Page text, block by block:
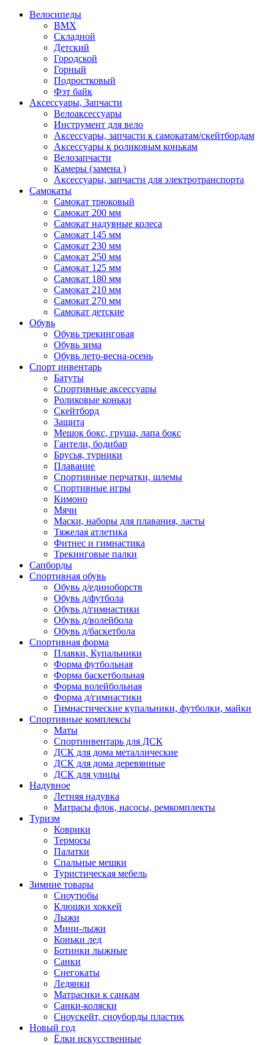
Велосипеды
BMX
Складной
Детский
Городской
Горный
Подростковый
Фэт байк
Аксессуары, Запчасти
Велоаксессуары
Инструмент для вело
Аксессуары, запчасти к самокатам/скейтбордам
Аксессуары к роликовым конькам
Велозапчасти
Камеры (замена )
Аксессуары, запчасти для электротранспорта
Самокаты
Самокат трюковый
Самокат 200 мм
Самокат надувные колеса
Самокат 145 мм
Самокат 230 мм
Самокат 250 мм
Самокат 125 мм
Самокат 180 мм
Самокат 210 мм
Самокат 270 мм
Самокат детские
Обувь
Обувь трекинговая
Обувь зима
Обувь лето-весна-осень
Спорт инвентарь
Батуты
Спортивные аксессуары
Роликовые коньки
Скейтборд
Защита
Мешок бокс, груша, лапа бокс
Гантели, бодибар
Брусья, турники
Плавание
Спортивные перчатки, шлемы
Спортивные игры
Кимоно
Мячи
Маски, наборы для плавания, ласты
Тяжелая атлетика
Фитнес и гимнастика
Трекинговые палки
Сапборды
Спортивная обувь
Обувь д/единоборств
Обувь д/футбола
Обувь д/гимнастики
Обувь д/волейбола
Обувь д/баскетбола
Спортивная форма
Плавки, Купальники
Форма футбольная
Форма баскетбольная
Форма волейбольная
Форма д/гимнастики
Гимнастические купальники, футболки, майки
Спортивные комплексы
Маты
Спортинвентарь для ДСК
ДСК для дома металлические
ДСК для дома деревянные
ДСК для улицы
Надувное
Летняя надувка
Матрасы флок, насосы, ремкомплекты
Туризм
Коврики
Термосы
Палатки
Спальные мешки
Туристическая мебель
Зимние товары
Сноутюбы
Клюшки хоккей
Лыжи
Мини-лыжи
Коньки лед
Ботинки лыжные
Санки
Снегокаты
Ледянки
Матрасики к санкам
Санки-коляски
Сноускейт, сноуборды пластик
Новый год
Ёлки искусственные